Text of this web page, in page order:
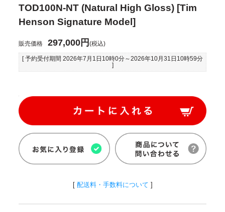
TOD100N-NT (Natural High Gloss) [Tim
Henson Signature Model]
販売価格 297,000円(税込)
[ 予約受付期間 2026年7月1日10時0分～2026年10月31日10時59分
]
[ 配送料・手数料について ]